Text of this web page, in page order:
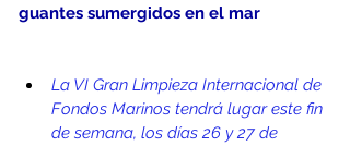
guantes sumergidos en el mar
La VI Gran Limpieza Internacional de
Fondos Marinos tendrá lugar este fin
de semana, los días 26 y 27 de